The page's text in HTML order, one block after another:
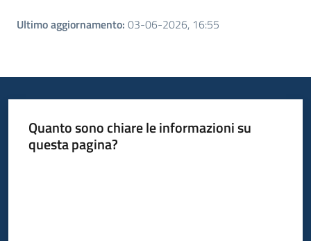
Ultimo aggiornamento: 03-06-2026, 16:55
Quanto sono chiare le informazioni su
questa pagina?